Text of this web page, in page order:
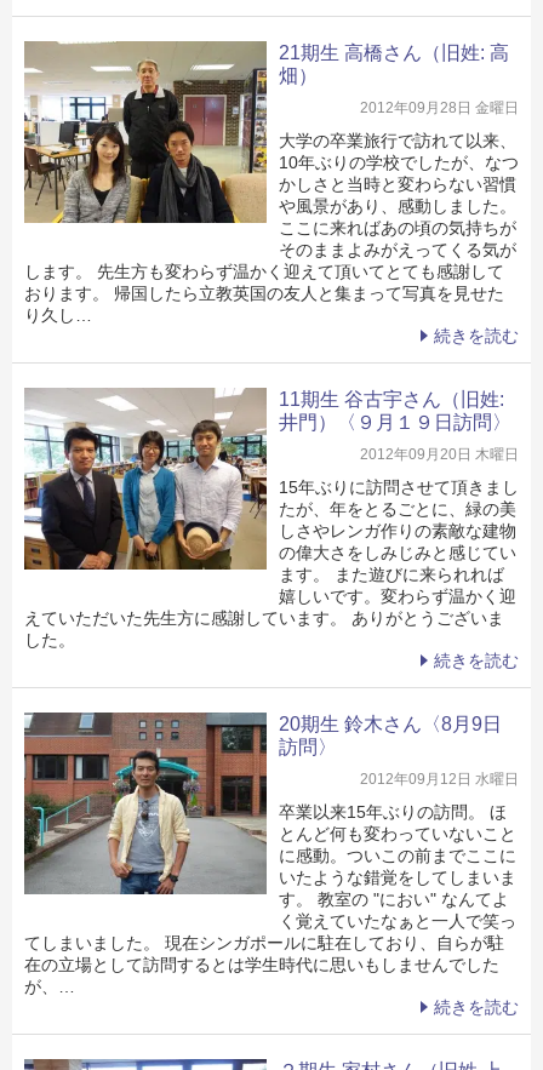
21期生 高橋さん（旧姓: 高
畑）
2012年09月28日 金曜日
大学の卒業旅行で訪れて以来、
10年ぶりの学校でしたが、なつ
かしさと当時と変わらない習慣
や風景があり、感動しました。
ここに来ればあの頃の気持ちが
そのままよみがえってくる気が
します。 先生方も変わらず温かく迎えて頂いてとても感謝して
おります。 帰国したら立教英国の友人と集まって写真を見せた
り久し…
続きを読む
11期生 谷古宇さん（旧姓:
井門）〈９月１９日訪問〉
2012年09月20日 木曜日
15年ぶりに訪問させて頂きまし
たが、年をとるごとに、緑の美
しさやレンガ作りの素敵な建物
の偉大さをしみじみと感じてい
ます。 また遊びに来られれば
嬉しいです。変わらず温かく迎
えていただいた先生方に感謝しています。 ありがとうございま
した。
続きを読む
20期生 鈴木さん〈8月9日
訪問〉
2012年09月12日 水曜日
卒業以来15年ぶりの訪問。 ほ
とんど何も変わっていないこと
に感動。ついこの前までここに
いたような錯覚をしてしまいま
す。 教室の "におい" なんてよ
く覚えていたなぁと一人で笑っ
てしまいました。 現在シンガポールに駐在しており、自らが駐
在の立場として訪問するとは学生時代に思いもしませんでした
が、…
続きを読む